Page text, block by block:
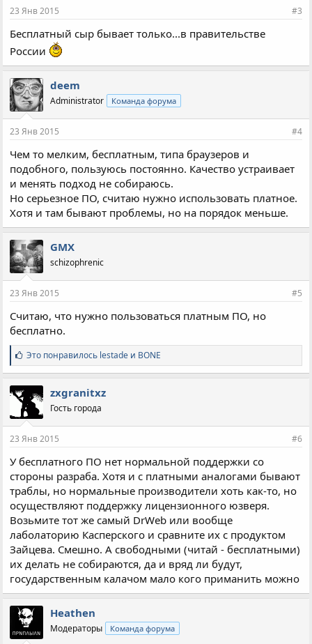
:
23 Янв 2015 #3
Бесплатный сыр бывает только...в правительстве
России
deem
Administrator Команда форума
23 Янв 2015 #4
Чем то мелким, бесплатным, типа браузеров и
подобного, пользуюсь постоянно. Качество устраивает
и менять подход не собираюсь.
Но серьезное ПО, считаю нужно использовать платное.
Хотя и там бывают проблемы, но на порядок меньше.
GMX
schizophrenic
23 Янв 2015 #5
Считаю, что нужно пользоваться платным ПО, но
бесплатно.
С
и
м
п
а
т
и
:
Это понравилось lestade и BONE
zxgranitxz
Гость города
23 Янв 2015 #6
У бесплатного ПО нет нормальной поддержки со
стороны разраба. Хотя и с платными аналогами бывают
траблы, но нормальные производители хоть как-то, но
осуществляют поддержку лицензионного юзверя.
Возьмите тот же самый DrWeb или вообще
лаболаторию Касперского и сравните их с продуктом
Зайцева. Смешно. А свободными (читай - бесплатными)
их делать не собираются, да и вряд ли будут,
государственным калачом мало кого приманить можно
Heathen
Модераторы Команда форума